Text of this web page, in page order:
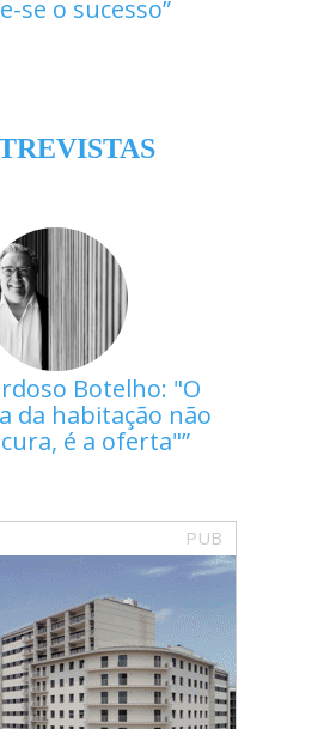
se o sucesso
Botelho: "O
da habitação não
é a oferta"
PUB